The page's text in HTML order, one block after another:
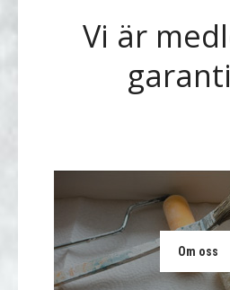
Vi är
Om oss